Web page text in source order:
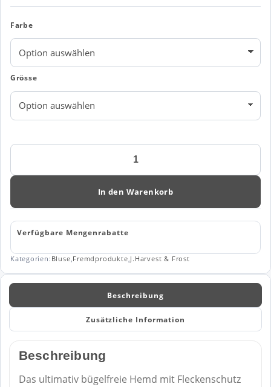
Farbe
Grösse
Hemd
BOW
WOMAN
In den Warenkorb
Verfügbare Mengenrabatte
Kategorien: Bluse,Fremdprodukte,J.Harvest & Frost
Beschreibung
Zusätzliche Information
Beschreibung
Das ultimativ bügelfreie Hemd mit Fleckenschutz